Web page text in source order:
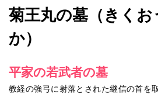
菊王丸の墓（きくお
か）
平家の若武者の墓
教経の強弓に射落とされた継信の首を